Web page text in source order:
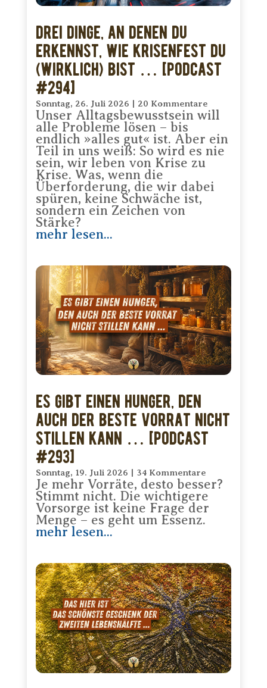
Drei Dinge, an denen Du
erkennst, wie krisenfest Du
(wirklich) bist … [PODCAST
#294]
Sonntag, 26. Juli 2026 | 20 Kommentare
Unser Alltagsbewusstsein will
alle Probleme lösen – bis
endlich »alles gut« ist. Aber ein
Teil in uns weiß: So wird es nie
sein, wir leben von Krise zu
Krise. Was, wenn die
Überforderung, die wir dabei
spüren, keine Schwäche ist,
sondern ein Zeichen von
Stärke?
mehr lesen...
Es gibt einen Hunger, den
auch der beste Vorrat nicht
stillen kann … [PODCAST
#293]
Sonntag, 19. Juli 2026 34 Kommentare
Je mehr Vorräte, desto besser?
Stimmt nicht. Die wichtigere
Vorsorge ist keine Frage der
Menge – es geht um Essenz.
mehr lesen...